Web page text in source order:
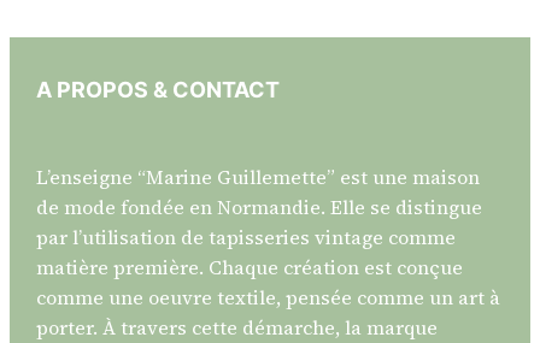
A PROPOS & CONTACT
L’enseigne “Marine Guillemette” est une maison
de mode fondée en Normandie. Elle se distingue
par l’utilisation de tapisseries vintage comme
matière première. Chaque création est conçue
comme une oeuvre textile, pensée comme un art à
porter. À travers cette démarche, la marque